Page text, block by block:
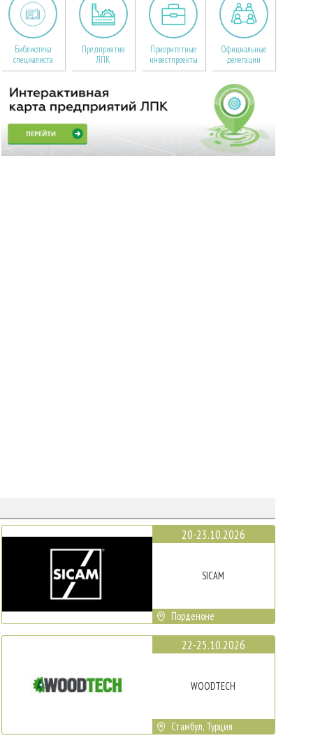
Библиотека
специалиста
Предприятия
ЛПК
Приоритетные
инвестпроекты
Официальные
делегации
20-23.10.2026
SICAM
Порденоне
22-25.10.2026
WOODTECH
Стамбул, Турция